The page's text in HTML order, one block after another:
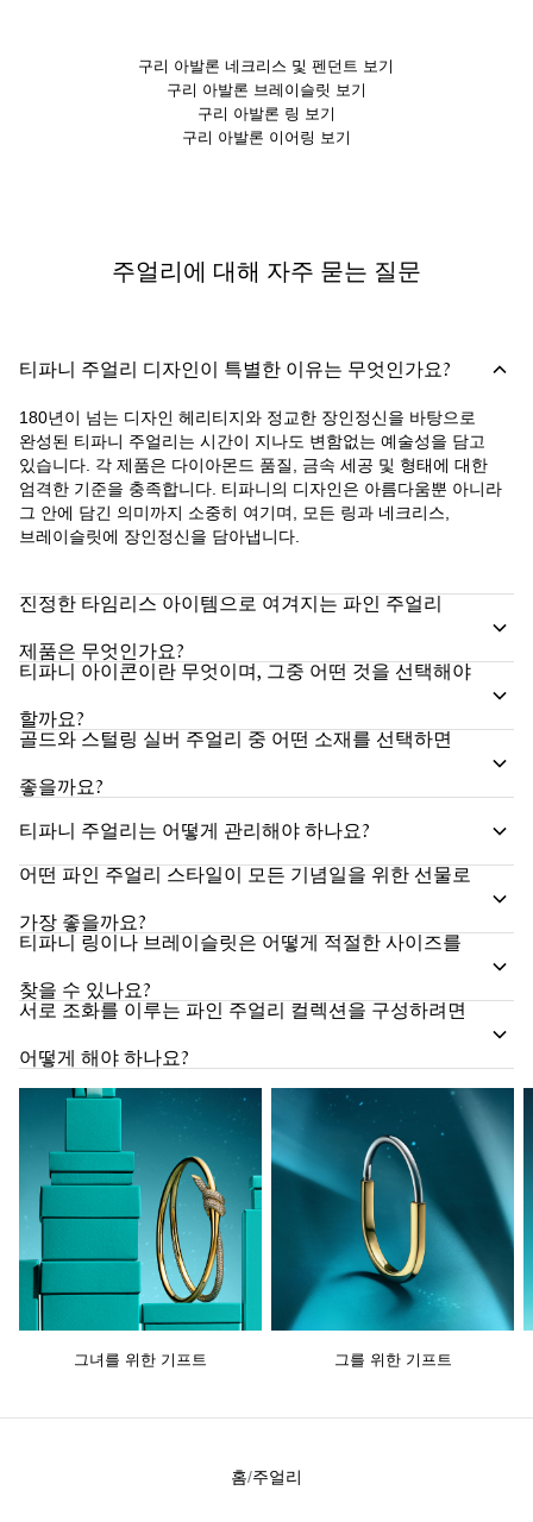
구리 아발론 네크리스 및 펜던트 보기
구리 아발론 브레이슬릿 보기
구리 아발론 링 보기
구리 아발론 이어링 보기
주얼리에 대해 자주 묻는 질문
티파니 주얼리 디자인이 특별한 이유는 무엇인가요?
180년이 넘는 디자인 헤리티지와 정교한 장인정신을 바탕으로
완성된 티파니 주얼리는 시간이 지나도 변함없는 예술성을 담고
있습니다. 각 제품은 다이아몬드 품질, 금속 세공 및 형태에 대한
엄격한 기준을 충족합니다. 티파니의 디자인은 아름다움뿐 아니라
그 안에 담긴 의미까지 소중히 여기며, 모든 링과 네크리스,
브레이슬릿에 장인정신을 담아냅니다.
진정한 타임리스 아이템으로 여겨지는 파인 주얼리
제품은 무엇인가요?
티파니 아이콘이란 무엇이며, 그중 어떤 것을 선택해야
할까요?
골드와 스털링 실버 주얼리 중 어떤 소재를 선택하면
좋을까요?
티파니 주얼리는 어떻게 관리해야 하나요?
어떤 파인 주얼리 스타일이 모든 기념일을 위한 선물로
가장 좋을까요?
티파니 링이나 브레이슬릿은 어떻게 적절한 사이즈를
찾을 수 있나요?
서로 조화를 이루는 파인 주얼리 컬렉션을 구성하려면
어떻게 해야 하나요?
그녀를 위한 기프트 그를 위한 기프트
홈 주얼리